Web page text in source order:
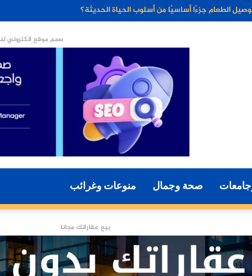
الذكاء الاصطناعي مستقبل التسويق الرقمي؟
صمم موقع الكتروني
صحة وجمال منوعات وغرائب
بيع عقاراتك مجانا